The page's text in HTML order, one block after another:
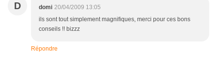
D domi 20/04/2009 13:05
ils sont tout simplement magnifiques, merci pour ces bons
conseils !! bizzz
Répondre